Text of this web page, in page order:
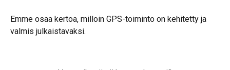
Emme osaa kertoa, milloin GPS-toiminto on kehitetty ja
valmis julkaistavaksi.